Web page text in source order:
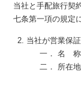
当社と手配旅行契
七条第一項の規定
当社が営業保
一． 名 称
二． 所在